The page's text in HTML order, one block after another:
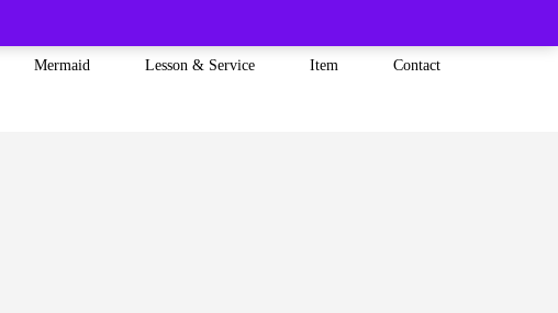
Mermaid Lesson & Service Item Contact